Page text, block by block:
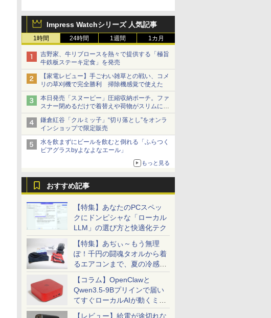
Impress Watchシリーズ 人気記事
1時間 24時間 1週間 1カ月
吉野家、牛リブロースを熱々で提供する「極旨
牛鉄板ステーキ定食」を発売
【家電レビュー】手ごわい雑草との戦い、コメ
リの草刈機で完全勝利 掃除機感覚で使えた
本日発売「スヌーピー」圧縮収納ポーチ。ファ
スナー閉めるだけで着替えや荷物がスリムにま
とまる
鎌倉紅谷「クルミッ子」“切り落とし”をオンラ
インショップで限定販売
水を飲まずにビールを飲むと倒れる「ふらつく
ビアグラスbyよなよなエール」
もっと見る
おすすめ記事
【特集】あなたのPCスペッ
クにドンピシャな「ローカル
LLM」の選び方と快適化テク
【特集】あぢぃ～もう無理
ぽ！千円の闘魂タオルから着
るエアコンまで、夏の冷感グ
ッズ一挙紹介
【コラム】OpenClawと
Qwen3.5-9Bプリインで届い
てすぐローカルAIが動くミニ
PC「SER9 Pro」
【レビュー】給電が途切れな